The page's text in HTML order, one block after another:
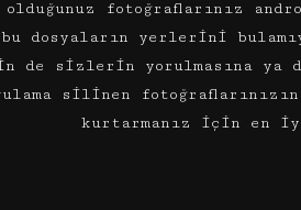
fotoğraflarınız
dosyaların yerlerini
de sizlerin yorulmasına ya
silinen
kurtarmanız için en